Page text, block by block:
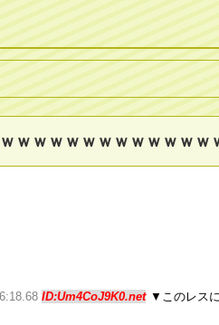
ｗｗｗｗｗｗｗｗｗｗｗｗ
ID:Um4CoJ9K0.net ▼このレス